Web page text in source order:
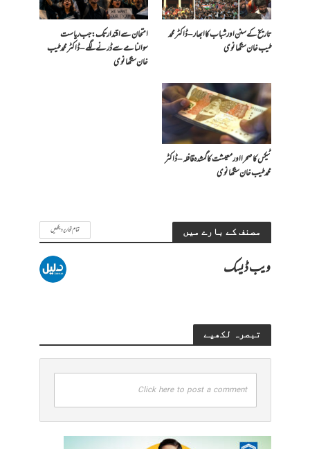
تاریخ کے سنن اور شباب کا ابھار – ڈاکٹر محمد
طیب خان سنگھانوی
امتحان سے اقتدار تک: جب ریاست
سوالنامے سے ڈرنے لگے – ڈاکٹر محمد طیب
خان سنگھانوی
ٹیکس کا صحرا اور معیشت کا گمشدہ قافلہ – ڈاکٹر
محمد طیب خان سنگھانوی
مصنف کے بارے میں تمام تحاریر دیکھیں
ویب ڈیسک
تبصرہ لکھیے
Click here to post a comment